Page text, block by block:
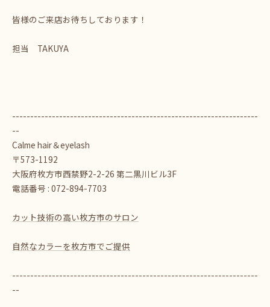
皆様のご来店お待ちしております！
担当 TAKUYA
--------------------------------------------------------------------
--
Calme hair＆eyelash
〒573-1192
大阪府枚方市西禁野2-2-26 第二黒川ビル3F
電話番号 : 072-894-7703
カット技術の高い枚方市のサロン
自然なカラーを枚方市でご提供
--------------------------------------------------------------------
--